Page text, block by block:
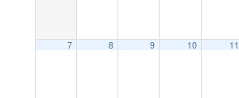
7 8 9 10 11